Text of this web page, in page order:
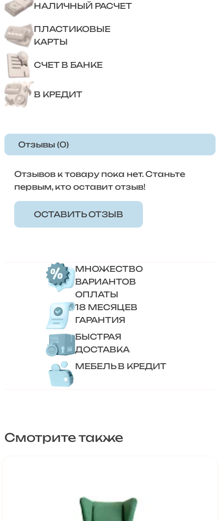
НАЛИЧНЫЙ РАСЧЕТ
ПЛАСТИКОВЫЕ
КАРТЫ
СЧЕТ В БАНКЕ
В КРЕДИТ
Отзывы (0)
Отзывов к товару пока нет. Станьте
первым, кто оставит отзыв!
ОСТАВИТЬ ОТЗЫВ
МНОЖЕСТВО
ВАРИАНТОВ
ОПЛАТЫ
18 МЕСЯЦЕВ
ГАРАНТИЯ
БЫСТРАЯ
ДОСТАВКА
МЕБЕЛЬ В КРЕДИТ
Смотрите также